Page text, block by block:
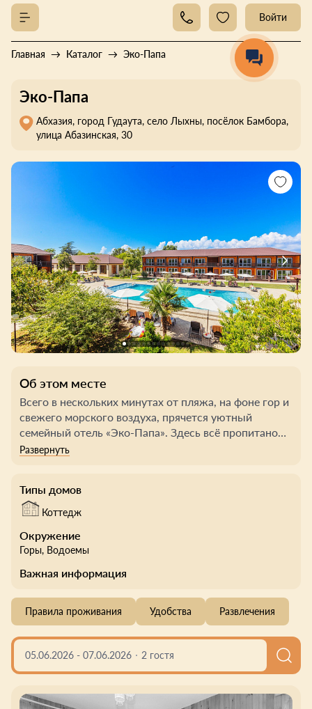
Войти
Главная Каталог Эко-Папа
Эко-Папа
Абхазия, город Гудаута, село Лыхны, посёлок Бамбора,
улица Абазинская, 30
Об этом месте
Всего в нескольких минутах от пляжа, на фоне гор и
свежего морского воздуха, прячется уютный
семейный отель «Эко-Папа». Здесь всё пропитано
запахом хвои, солёного ветра и неспешного ритма
центра Гудауты — рукой подать, но здесь царит своя
тишина: зелёные дворы, широкие веранды и
В трёх корпусах — 60 светлых номеров, где удобно и
просто: всё под рукой, всё для отдыха. На первом
прохлада, мягкое бельё и место, где можно
действительно выспаться. Главная гордость отеля —
отсеком, работающий с мая по октябрь. Рядом —
шезлонги, зона отдыха и бар для лёгких перекусов.
Типы домов
Коттедж
Окружение
Горы, Водоемы
Важная информация
Правила проживания Удобства Развлечения
05.06.2026 - 07.06.2026 2 гостя